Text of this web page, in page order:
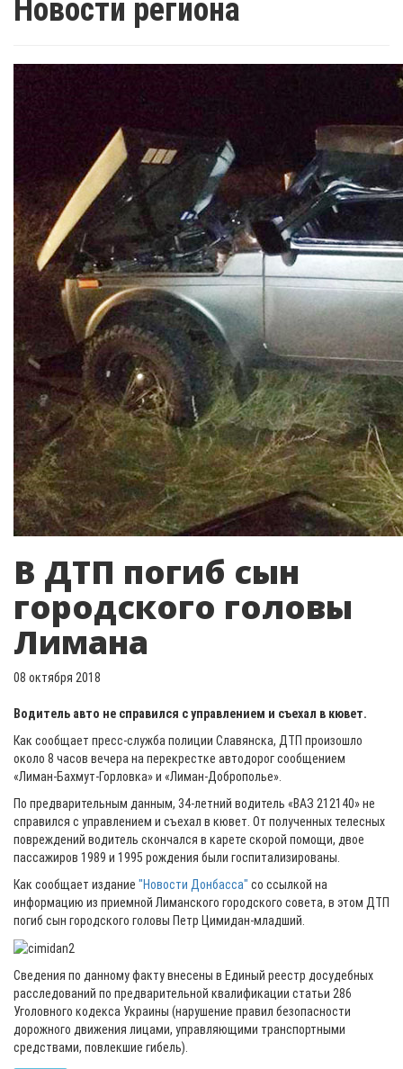
Новости региона
В ДТП погиб сын
городского головы
Лимана
08 октября 2018
Водитель авто не справился с управлением и съехал в кювет.
Как сообщает пресс-служба полиции Славянска, ДТП произошло
около 8 часов вечера на перекрестке автодорог сообщением
«Лиман-Бахмут-Горловка» и «Лиман-Доброполье».
По предварительным данным, 34-летний водитель «ВАЗ 212140» не
справился с управлением и съехал в кювет. От полученных телесных
повреждений водитель скончался в карете скорой помощи, двое
пассажиров 1989 и 1995 рождения были госпитализированы.
Как сообщает издание "Новости Донбасса" со ссылкой на
информацию из приемной Лиманского городского совета, в этом ДТП
погиб сын городского головы Петр Цимидан-младший.
Сведения по данному факту внесены в Единый реестр досудебных
расследований по предварительной квалификации статьи 286
Уголовного кодекса Украины (нарушение правил безопасности
дорожного движения лицами, управляющими транспортными
средствами, повлекшие гибель).